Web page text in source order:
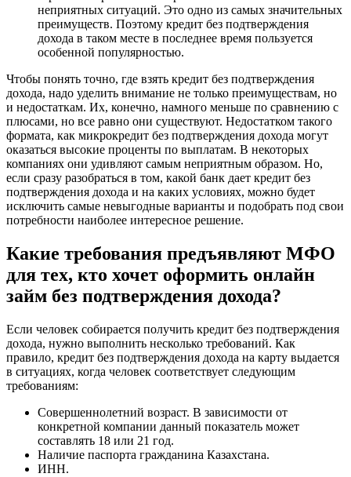
неприятных ситуаций. Это одно из самых значительных
преимуществ. Поэтому кредит без подтверждения
дохода в таком месте в последнее время пользуется
особенной популярностью.
Чтобы понять точно, где взять кредит без подтверждения
дохода, надо уделить внимание не только преимуществам, но
и недостаткам. Их, конечно, намного меньше по сравнению с
плюсами, но все равно они существуют. Недостатком такого
формата, как микрокредит без подтверждения дохода могут
оказаться высокие проценты по выплатам. В некоторых
компаниях они удивляют самым неприятным образом. Но,
если сразу разобраться в том, какой банк дает кредит без
подтверждения дохода и на каких условиях, можно будет
исключить самые невыгодные варианты и подобрать под свои
потребности наиболее интересное решение.
Какие требования предъявляют МФО
для тех, кто хочет оформить онлайн
займ без подтверждения дохода?
Если человек собирается получить кредит без подтверждения
дохода, нужно выполнить несколько требований. Как
правило, кредит без подтверждения дохода на карту выдается
в ситуациях, когда человек соответствует следующим
требованиям:
Совершеннолетний возраст. В зависимости от
конкретной компании данный показатель может
составлять 18 или 21 год.
Наличие паспорта гражданина Казахстана.
ИНН.